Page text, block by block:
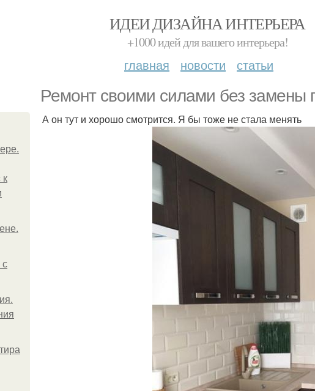
ИДЕИ ДИЗАЙНА ИНТЕРЬЕРА
+1000 идей для вашего интерьера!
главная новости статьи
Ремонт своими силами без замены
к
с
А он тут и хорошо смотрится. Я бы тоже не стала менять